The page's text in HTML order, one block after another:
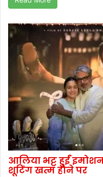
आलिया भट्ट हुईं
शूटिंग खत्म होने पर